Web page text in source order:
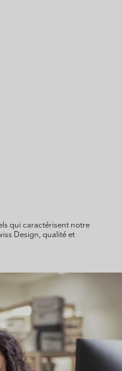
qui caractérisent notre
Design, qualité et